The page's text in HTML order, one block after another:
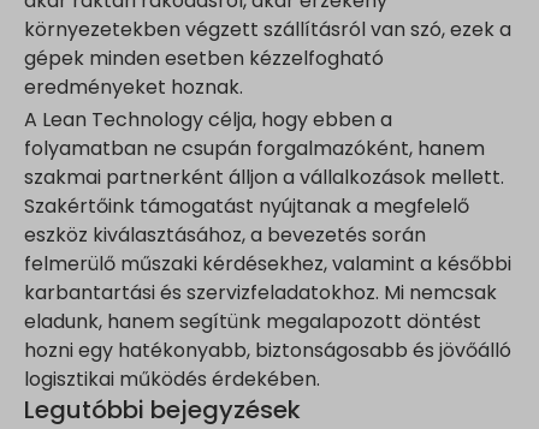
környezetekben végzett szállításról van szó, ezek a
gépek minden esetben kézzelfogható
eredményeket hoznak.
A Lean Technology célja, hogy ebben a
folyamatban ne csupán forgalmazóként, hanem
szakmai partnerként álljon a vállalkozások mellett.
Szakértőink támogatást nyújtanak a megfelelő
eszköz kiválasztásához, a bevezetés során
felmerülő műszaki kérdésekhez, valamint a későbbi
karbantartási és szervizfeladatokhoz. Mi nemcsak
eladunk, hanem segítünk megalapozott döntést
hozni egy hatékonyabb, biztonságosabb és jövőálló
logisztikai működés érdekében.
Legutóbbi bejegyzések